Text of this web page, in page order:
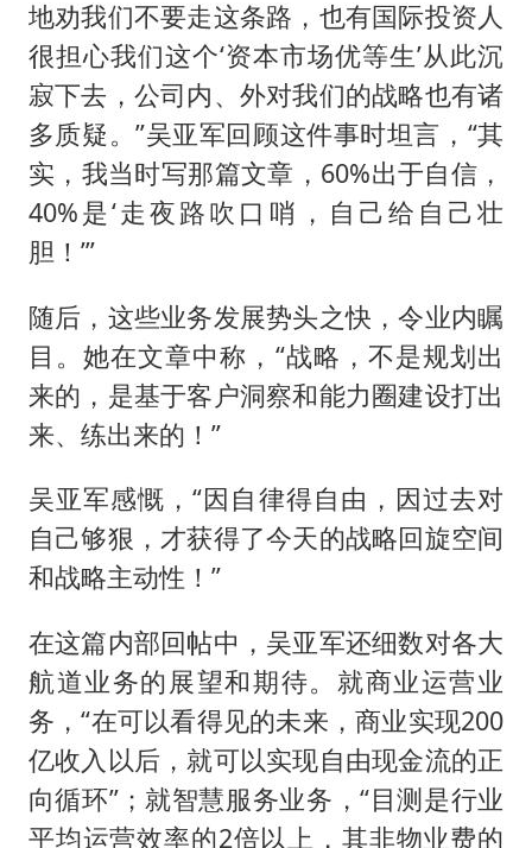
地劝我们不要走这条路，也有国际投资人
很担心我们这个‘资本市场优等生’从此沉
寂下去，公司内、外对我们的战略也有诸
多质疑。”吴亚军回顾这件事时坦言，“其
实，我当时写那篇文章，60%出于自信，
40%是‘走夜路吹口哨，自己给自己壮
胆！’”
随后，这些业务发展势头之快，令业内瞩
目。她在文章中称，“战略，不是规划出
来的，是基于客户洞察和能力圈建设打出
来、练出来的！”
吴亚军感慨，“因自律得自由，因过去对
自己够狠，才获得了今天的战略回旋空间
和战略主动性！”
在这篇内部回帖中，吴亚军还细数对各大
航道业务的展望和期待。就商业运营业
务，“在可以看得见的未来，商业实现200
亿收入以后，就可以实现自由现金流的正
向循环”；就智慧服务业务，“目测是行业
平均运营效率的2倍以上，其非物业费的